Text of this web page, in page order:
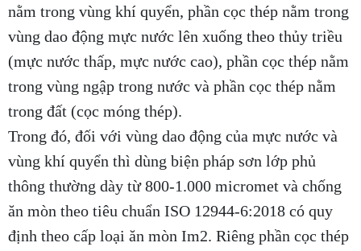
nằm trong vùng khí quyển, phần cọc thép nằm trong
vùng dao động mực nước lên xuống theo thủy triều
(mực nước thấp, mực nước cao), phần cọc thép nằm
trong vùng ngập trong nước và phần cọc thép nằm
trong đất (cọc móng thép).
Trong đó, đối với vùng dao động của mực nước và
vùng khí quyển thì dùng biện pháp sơn lớp phủ
thông thường dày từ 800-1.000 micromet và chống
ăn mòn theo tiêu chuẩn ISO 12944-6:2018 có quy
định theo cấp loại ăn mòn Im2. Riêng phần cọc thép